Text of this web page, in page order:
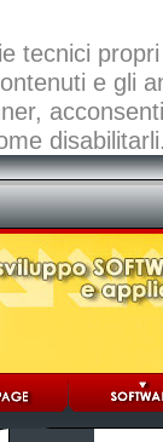
tecnici
e gli